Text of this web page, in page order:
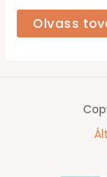
Olvass